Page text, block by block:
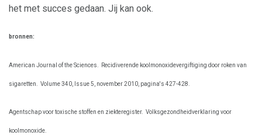
het met succes gedaan. Jij kan ook.
bronnen:
American Journal of the Sciences. Recidiverende koolmonoxidevergiftiging door roken van
sigaretten. Volume 340, Issue 5, november 2010, pagina's 427-428.
Agentschap voor toxische stoffen en ziekteregister. Volksgezondheidverklaring voor
koolmonoxide.